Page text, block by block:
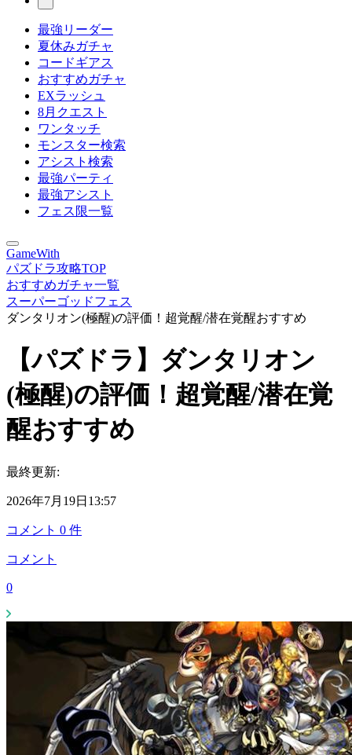
最強リーダー
夏休みガチャ
コードギアス
おすすめガチャ
EXラッシュ
8月クエスト
ワンタッチ
モンスター検索
アシスト検索
最強パーティ
最強アシスト
フェス限一覧
GameWith
パズドラ攻略TOP
おすすめガチャ一覧
スーパーゴッドフェス
ダンタリオン(極醒)の評価！超覚醒/潜在覚醒おすすめ
【パズドラ】ダンタリオン
(極醒)の評価！超覚醒/潜在覚
醒おすすめ
最終更新:
2026年7月19日13:57
コメント 0 件
コメント
0